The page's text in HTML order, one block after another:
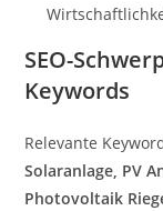
SEO-
Keywords
Relevante
Solaranlage, PV
Photovoltaik